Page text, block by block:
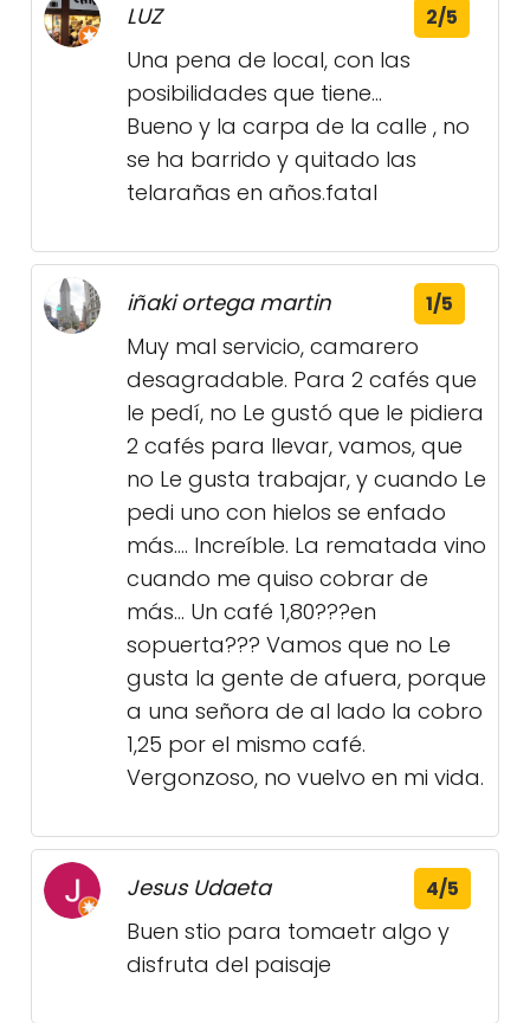
LUZ 2/5
Una pena de local, con las
posibilidades que tiene...
Bueno y la carpa de la calle , no
se ha barrido y quitado las
telarañas en años.fatal
iñaki ortega martin 1/5
Muy mal servicio, camarero
desagradable. Para 2 cafés que
le pedí, no Le gustó que le pidiera
2 cafés para llevar, vamos, que
no Le gusta trabajar, y cuando Le
pedi uno con hielos se enfado
más.... Increíble. La rematada vino
cuando me quiso cobrar de
más... Un café 1,80???en
sopuerta??? Vamos que no Le
gusta la gente de afuera, porque
a una señora de al lado la cobro
1,25 por el mismo café.
Vergonzoso, no vuelvo en mi vida.
Jesus Udaeta 4/5
Buen stio para tomaetr algo y
disfruta del paisaje